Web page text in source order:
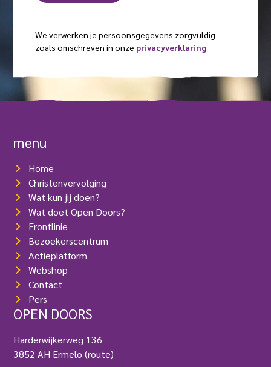
e
t
)
e
l
m
(
e
e
)
(
e
s
t
We verwerken je persoonsgegevens zorgvuldig
zoals omschreven in onze privacyverklaring.
menu
Home
Christenvervolging
Wat kun jij doen?
Wat doet Open Doors?
Frontlinie
Bezoekerscentrum
Actieplatform
Webshop
Contact
Pers
OPEN DOORS
Harderwijkerweg 136
3852 AH Ermelo(route)